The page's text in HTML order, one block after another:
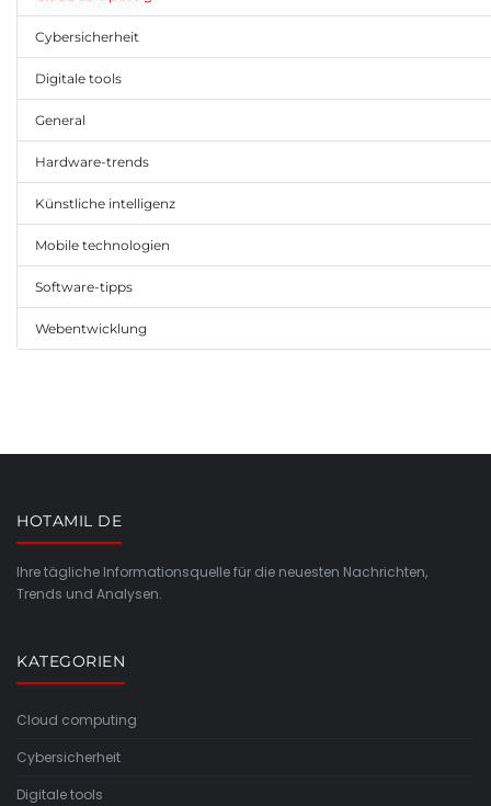
Cybersicherheit
Digitale tools
General
Hardware-trends
Künstliche intelligenz
Mobile technologien
Software-tipps
Webentwicklung
HOTAMIL DE
Ihre tägliche Informationsquelle für die neuesten Nachrichten,
Trends und Analysen.
KATEGORIEN
Cloud computing
Cybersicherheit
Digitale tools